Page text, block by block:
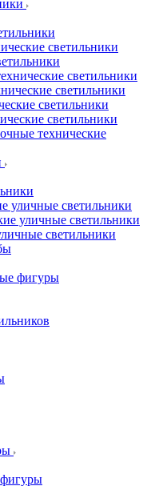
светильники
светильники
светильники
светильники
светильники
технические
уличные светильники
уличные светильники
светильники
фигуры